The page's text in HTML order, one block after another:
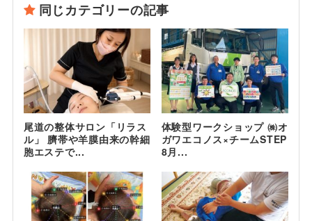
同じカテゴリーの記事
尾道の整体サロン「リラス
ル」 臍帯や羊膜由来の幹細
胞エステで...
体験型ワークショップ ㈱オ
ガワエコノス×チームSTEP
8月...